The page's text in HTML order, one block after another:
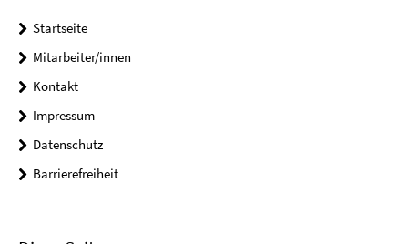
Startseite
Mitarbeiter/innen
Kontakt
Impressum
Datenschutz
Barrierefreiheit